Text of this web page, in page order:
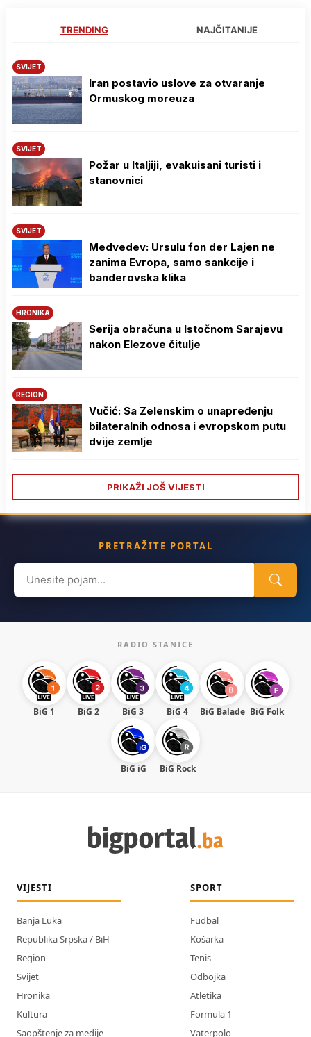
TRENDING NAJČITANIJE
SVIJET
Iran postavio uslove za otvaranje
Ormuskog moreuza
SVIJET
Požar u Italjiji, evakuisani turisti i
stanovnici
SVIJET
Medvedev: Ursulu fon der Lajen ne
zanima Evropa, samo sankcije i
banderovska klika
HRONIKA
Serija obračuna u Istočnom Sarajevu
nakon Elezove čitulje
REGION
Vučić: Sa Zelenskim o unapređenju
bilateralnih odnosa i evropskom putu
dvije zemlje
PRIKAŽI JOŠ VIJESTI
PRETRAŽITE PORTAL
Search
for:
RADIO STANICE
BiG 1 BiG 2 BiG 3 BiG 4 BiG Balade BiG Folk
BiG iG BiG Rock
VIJESTI
Banja Luka
Republika Srpska / BiH
Region
Svijet
Hronika
Kultura
Saopštenje za medije
SPORT
Fudbal
Košarka
Tenis
Odbojka
Atletika
Formula 1
Vaterpolo